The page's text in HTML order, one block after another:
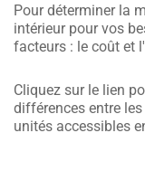
Pour déterminer la
intérieur pour vos
facteurs : le coût et
Cliquez sur le lien
différences entre
unités accessibles